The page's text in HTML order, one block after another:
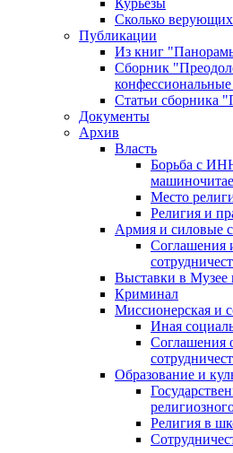
Курьезы
Сколько верующих
Публикации
Из книг
Сборник
Статьи сборника
Документы
Архив
Власть
Борьба с
Место
Религия и
Армия и силовые
Соглашения
Выставки в Музее
Криминал
Миссионерская и
Иная
Соглашения
Образование и
Религия в